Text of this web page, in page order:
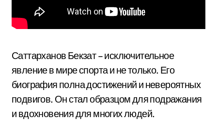
Саттарханов Бекзат – исключительное
явление в мире спорта и не только. Его
биография полна достижений и невероятных
подвигов. Он стал образцом для подражания
и вдохновения для многих людей.